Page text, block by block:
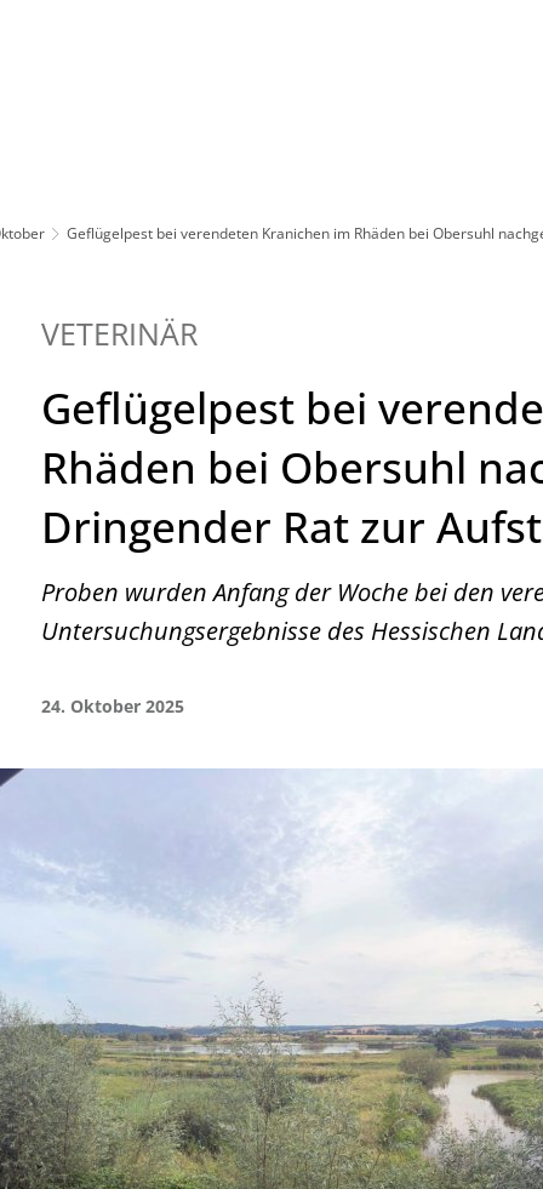
Geflügelpest bei verendeten Kranichen im Rhäden bei Obersuhl
VETERINÄR
Geflügelpest bei
Rhäden bei Obersuhl
Dringender Rat zur
Proben wurden Anfang der Woche bei den
Untersuchungsergebnisse des Hessischen
24. Oktober 2025